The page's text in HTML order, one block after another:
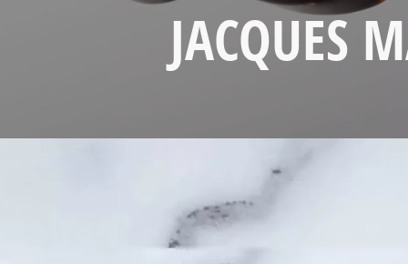
JACQUES